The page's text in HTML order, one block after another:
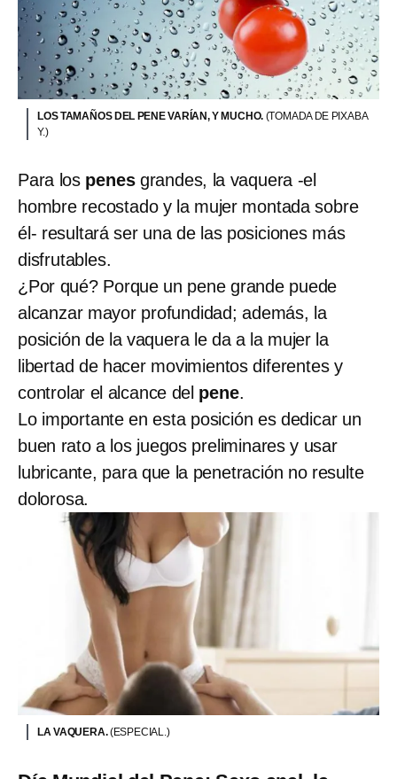
LOS TAMAÑOS DEL PENE VARÍAN, Y MUCHO. (TOMADA DE PIXABA
Y.)
Para los penes grandes, la vaquera -el
hombre recostado y la mujer montada sobre
él- resultará ser una de las posiciones más
disfrutables.
¿Por qué? Porque un pene grande puede
alcanzar mayor profundidad; además, la
posición de la vaquera le da a la mujer la
libertad de hacer movimientos diferentes y
controlar el alcance del pene.
Lo importante en esta posición es dedicar un
buen rato a los juegos preliminares y usar
lubricante, para que la penetración no resulte
dolorosa.
LA VAQUERA.(ESPECIAL.)